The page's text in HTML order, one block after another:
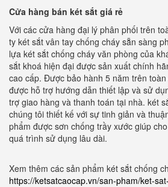
Cửa hàng bán két sắt giá rẻ
Với các cửa hàng đại lý phân phối trên
ty két sắt vân tay chống cháy sẵn sàng
lựa két sắt chống cháy văn phòng của
sắt khoá hiện đại được sản xuất chính
cao cấp. Được bảo hành 5 năm trên
được hỗ trợ hướng dẫn thiết lập và sử
trợ giao hàng và thanh toán tại nhà. két
chúng tôi thiết kế với sự tinh giản và
phẩm được sơn chống trầy xước giúp
quá trình sử dụng lâu dài.
Xem thêm các sản phẩm két sắt chống
https://ketsatcaocap.vn/san-pham/ket-